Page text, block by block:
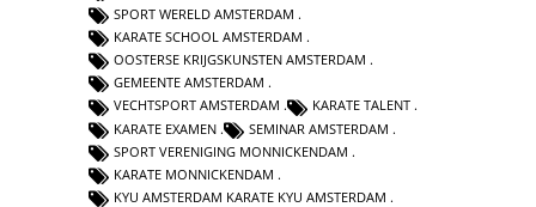
SPORT WERELD AMSTERDAM
KARATE SCHOOL AMSTERDAM
OOSTERSE KRIJGSKUNSTEN AMSTERDAM
GEMEENTE AMSTERDAM
VECHTSPORT AMSTERDAM
KARATE TALENT
KARATE EXAMEN
SEMINAR AMSTERDAM
SPORT VERENIGING MONNICKENDAM
KARATE MONNICKENDAM
KYU AMSTERDAM KARATE KYU AMSTERDAM